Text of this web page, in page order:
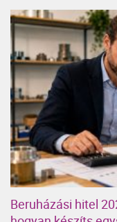
Beruházási hitel